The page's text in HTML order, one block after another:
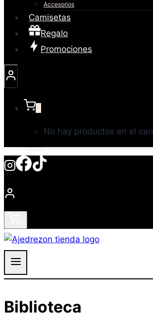
Accesorios
Camisetas
Regalo
Promociones
0
No hay productos en el
Biblioteca